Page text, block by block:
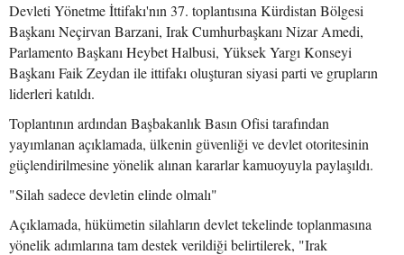
Devleti Yönetme İttifakı'nın 37. toplantısına Kürdistan Bölgesi
Başkanı Neçirvan Barzani, Irak Cumhurbaşkanı Nizar Amedi,
Parlamento Başkanı Heybet Halbusi, Yüksek Yargı Konseyi
Başkanı Faik Zeydan ile ittifakı oluşturan siyasi parti ve grupların
liderleri katıldı.
Toplantının ardından Başbakanlık Basın Ofisi tarafından
yayımlanan açıklamada, ülkenin güvenliği ve devlet otoritesinin
güçlendirilmesine yönelik alınan kararlar kamuoyuyla paylaşıldı.
"Silah sadece devletin elinde olmalı"
Açıklamada, hükümetin silahların devlet tekelinde toplanmasına
yönelik adımlarına tam destek verildiği belirtilerek, "Irak